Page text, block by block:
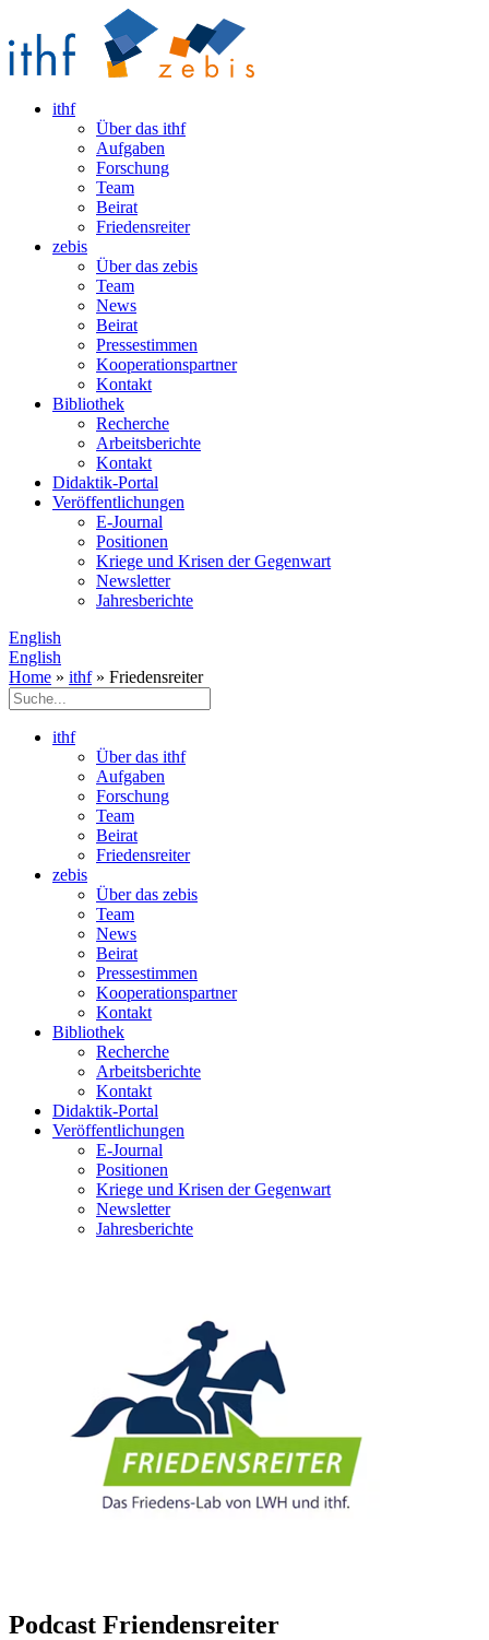
ithf
Über das ithf
Aufgaben
Forschung
Team
Beirat
Friedensreiter
zebis
Über das zebis
Team
News
Beirat
Pressestimmen
Kooperationspartner
Kontakt
Bibliothek
Recherche
Arbeitsberichte
Kontakt
Didaktik-Portal
Veröffentlichungen
E­-Journal
Positionen
Kriege und Krisen der Gegenwart
Newsletter
Jahresberichte
English
English
Home » ithf» Friedensreiter
ithf
Über das ithf
Aufgaben
Forschung
Team
Beirat
Friedensreiter
zebis
Über das zebis
Team
News
Beirat
Pressestimmen
Kooperationspartner
Kontakt
Bibliothek
Recherche
Arbeitsberichte
Kontakt
Didaktik-Portal
Veröffentlichungen
E­-Journal
Positionen
Kriege und Krisen der Gegenwart
Newsletter
Jahresberichte
Podcast Friendensreiter